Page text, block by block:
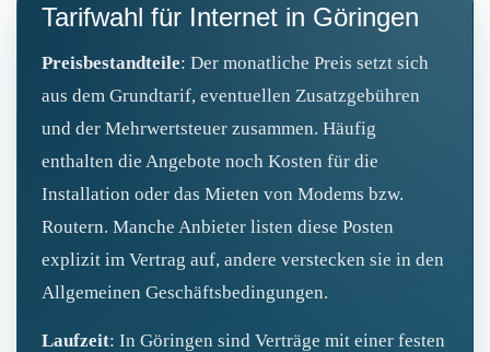
Tarifwahl für Internet in Göringen
Preisbestandteile: Der monatliche Preis setzt sich
aus dem Grundtarif, eventuellen Zusatzgebühren
und der Mehrwertsteuer zusammen. Häufig
enthalten die Angebote noch Kosten für die
Installation oder das Mieten von Modems bzw.
Routern. Manche Anbieter listen diese Posten
explizit im Vertrag auf, andere verstecken sie in den
Allgemeinen Geschäftsbedingungen.
Laufzeit: In Göringen sind Verträge mit einer festen